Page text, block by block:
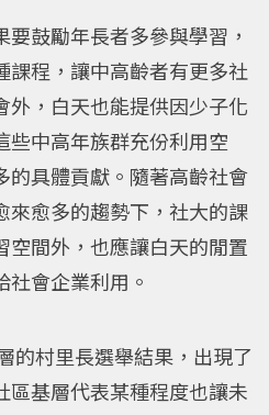
鼓勵年長者多參與學習，
課程，讓中高齡者有更多社
外，白天也能提供因少子化
些中高年族群充份利用空
的具體貢獻。隨著高齡社會
來愈多的趨勢下，社大的課
空間外，也應讓白天的閒置
會企業利用。
的村里長選舉結果，出現了
區基層代表某種程度也讓未